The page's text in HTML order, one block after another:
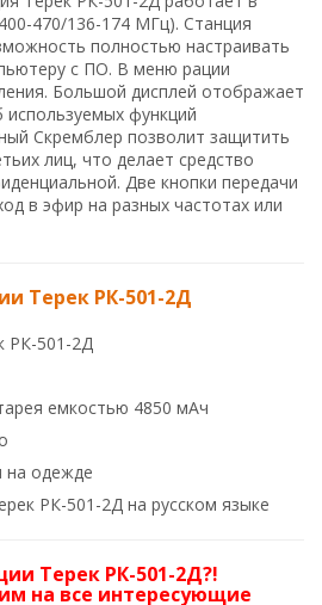
470/136-174 МГц). Станция
полностью настраивать
с ПО. В меню рации
Большой дисплей отображает
функций
Скремблер позволит защитить
лиц, что делает средство
Две кнопки передачи
в эфир на разных частотах или
Терек РК-501-2Д
РК-501-2Д
емкостью 4850 мАч
на одежде
РК-501-2Д на русском языке
Терек РК-501-2Д?!
на все интересующие